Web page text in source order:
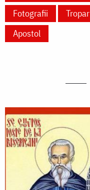
Fotografii
Tropar
Apostol